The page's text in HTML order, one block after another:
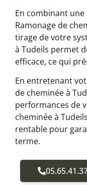
En combinant
Ramonage de
tirage de votre
à Tudeils permet
efficace, ce qui
En entretenant
de cheminée à
performances de
cheminée à
rentable pour
terme.